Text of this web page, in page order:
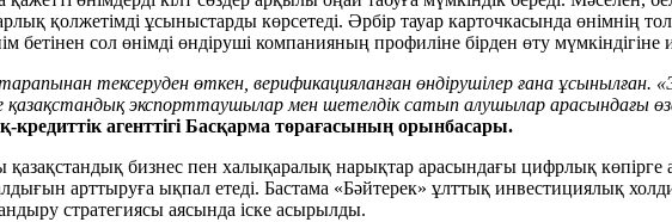
қолжетімді ұсыныстарды көрсетеді. Әрбір тауар карточкасында өнімнің
сол өнімді өндіруші компанияның профиліне бірден өту мүмкіндігіне
тексеруден өткен, верификацияланған өндірушілер ғана ұсынылған.
экспорттаушылар мен шетелдік сатып алушылар арасындағы
агенттігі Басқарма төрағасының орынбасары.
бизнес пен халықаралық нарықтар арасындағы цифрлық көпірге
арттыруға ықпал етеді. Бастама «Бәйтерек» ұлттық инвестициялық
стратегиясы аясында іске асырылды.